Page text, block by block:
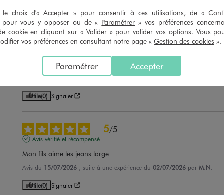
4/ 5
Avis du02/08/2026 , suite à une expérience du20/07/2026
Utile(0) Signaler
5/5
Avis vérifié et récompensé
Mon fils aime les jeans large
Avis du 15/07/2026 , suite à une expérience du 02/07/2026 par M.N.
Utile(0) Signaler
le choix d'« Accepter » pour consentir à ces utilisations, de «
pour vous y opposer ou de « Paramétrer » vos préférences
cookie en cliquant sur « Valider » pour valider vos options. Vous
vos préférences en consultant notre page « Gestion des cookies ».
Accepter
Paramétrer